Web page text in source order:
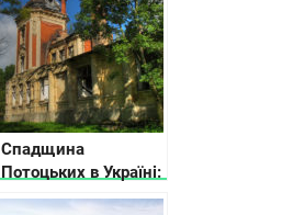
пешеходной зоны
Ивано-Франковска
Спадщина
Потоцьких в Україні:
15 палаців, замків і